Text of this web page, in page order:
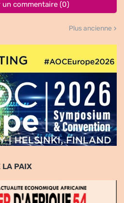
un commentaire (0)
Plus ancienne
LA PAIX